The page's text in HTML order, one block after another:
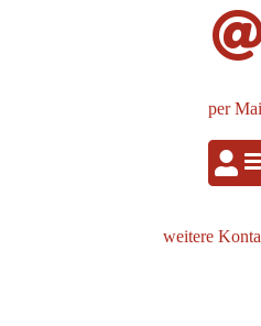
per
weitere